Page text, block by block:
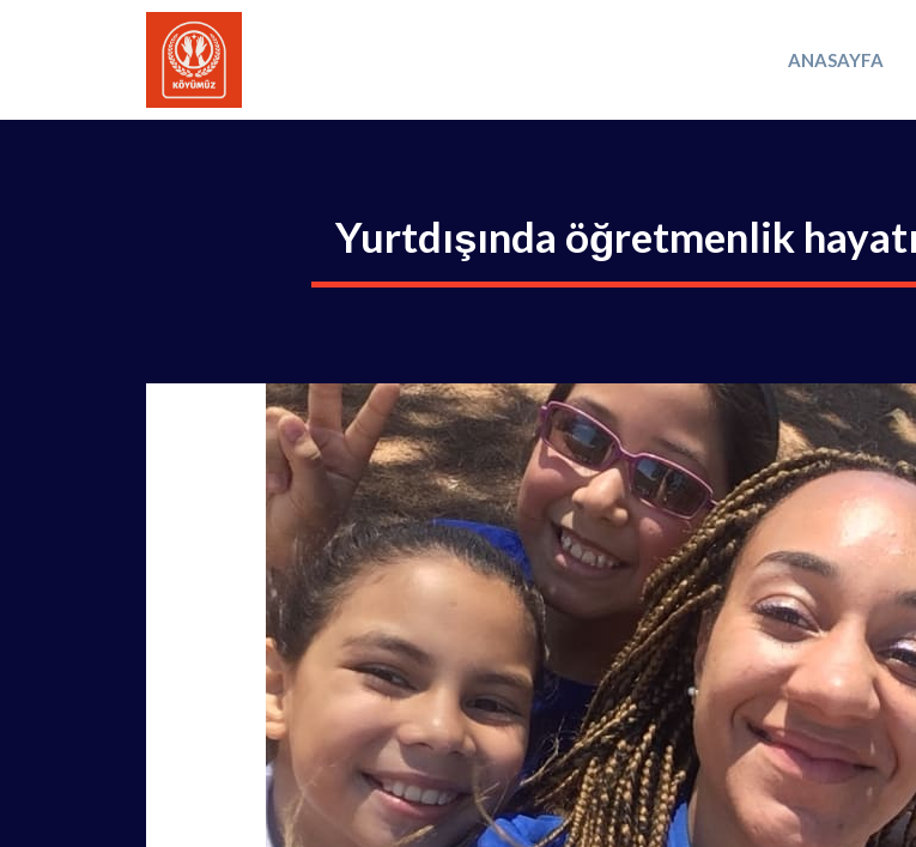
ANASAYFA
Yurtdışında öğretmenlik